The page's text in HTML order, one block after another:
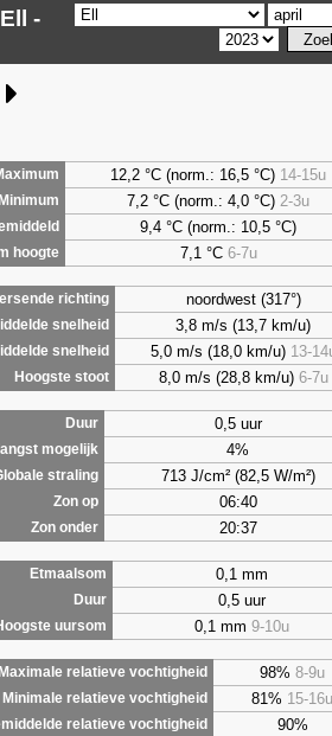
-
12,2 °C (norm.: 16,5 °C) 14-15u
Minimum 7,2 °C (norm.: 4,0 °C) 2-3u
9,4 °C (norm.: 10,5 °C)
hoogte 7,1 °C 6-7u
richting noordwest (317°)
snelheid 3,8 m/s (13,7 km/u)
snelheid 5,0 m/s (18,0 km/u) 13-
Hoogste stoot 8,0 m/s (28,8 km/u) 6-7u
Duur 0,5 uur
mogelijk 4%
straling 713 J/cm² (82,5 W/m²)
Zon op 06:40
Zon onder 20:37
Etmaalsom 0,1 mm
Duur 0,5 uur
uursom 0,1 mm 9-10u
Maximale relatieve vochtigheid 98% 8-9u
Minimale relatieve vochtigheid 81% 15-16u
relatieve vochtigheid 90%